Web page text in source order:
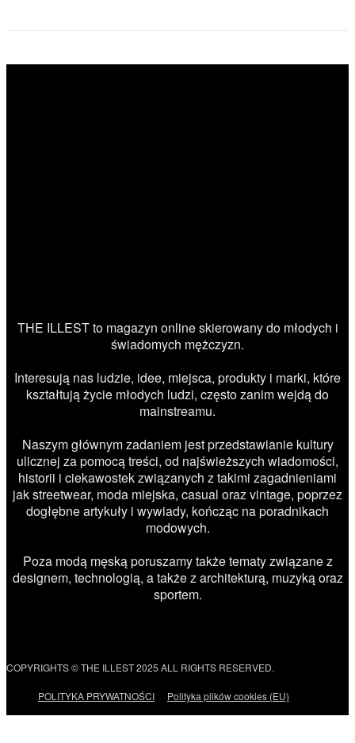
THE ILLEST to magazyn online skierowany do młodych i
świadomych mężczyzn.
Interesują nas ludzie, idee, miejsca, produkty i marki, które
kształtują życie młodych ludzi, często zanim wejdą do
mainstreamu.
Naszym głównym zadaniem jest przedstawianie kultury
ulicznej za pomocą treści, od najświeższych wiadomości,
historii i ciekawostek związanych z takimi zagadnieniami
jak streetwear, moda miejska, casual oraz vintage, poprzez
dogłębne artykuły i wywiady, kończąc na poradnikach
modowych.
Poza modą męską poruszamy także tematy związane z
designem, technologią, a także z architekturą, muzyką oraz
sportem.
COPYRIGHTS © THE ILLEST 2025 ALL RIGHTS RESERVED.
POLITYKA PRYWATNOŚCI Polityka plików cookies (EU)